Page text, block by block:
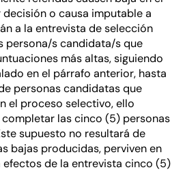
o causa imputable a
a la entrevista de selección
persona/s candidata/s que
más altas, siguiendo
en el párrafo anterior, hasta
personas candidatas que
el proceso selectivo, ello
las cinco (5) personas
supuesto no resultará de
bajas producidas, perviven en
de la entrevista cinco (5)